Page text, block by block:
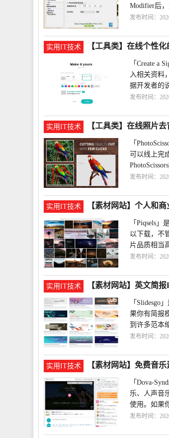
Modifier后
发布时间：
实用IT技术 【工具类】在线个性
「Create a
入相关资料
据开发者的
发布时间：
实用IT技术 【工具类】在线照片
「
可以线上完
发布时间：
实用IT技术 【素材网站】个人和
「Piqsels
以下载，不
片品质相当
发布时间：
实用IT技术 【素材网站】英文简
「Slidesgo
果你有简报
到许多范本
发布时间：
实用IT技术 【素材网站】免费音
「Dova-
乐、人声音
使用。如果
发布时间：